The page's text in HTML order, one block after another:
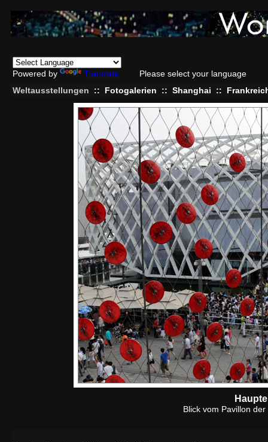
Powered by Translate
Please select your language
Weltausstellungen
:: Fotogalerien :: Shanghai ::
Blick vom Pavillon der